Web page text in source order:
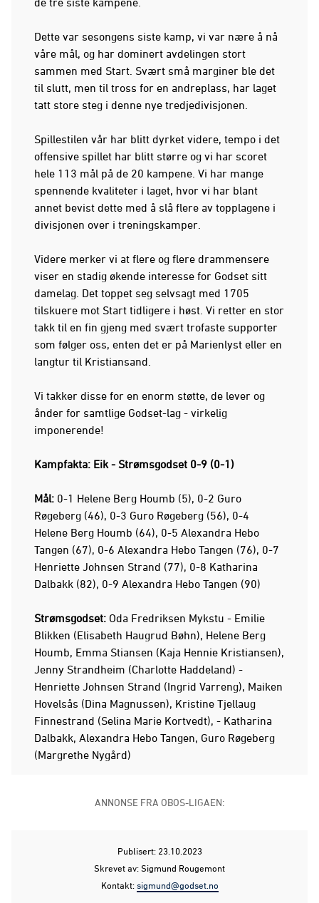
Dette var sesongens siste kamp, vi var nære å nå
våre mål, og har dominert avdelingen stort
sammen med Start. Svært små marginer ble det
til slutt, men til tross for en andreplass, har laget
tatt store steg i denne nye tredjedivisjonen.
Spillestilen vår har blitt dyrket videre, tempo i det
offensive spillet har blitt større og vi har scoret
hele 113 mål på de 20 kampene. Vi har mange
spennende kvaliteter i laget, hvor vi har blant
annet bevist dette med å slå flere av topplagene i
divisjonen over i treningskamper.
Videre merker vi at flere og flere drammensere
viser en stadig økende interesse for Godset sitt
damelag. Det toppet seg selvsagt med 1705
tilskuere mot Start tidligere i høst. Vi retter en stor
takk til en fin gjeng med svært trofaste supporter
som følger oss, enten det er på Marienlyst eller en
langtur til Kristiansand.
Vi takker disse for en enorm støtte, de lever og
ånder for samtlige Godset-lag - virkelig
imponerende!
Kampfakta: Eik - Strømsgodset 0-9 (0-1)
Mål: 0-1 Helene Berg Houmb (5), 0-2 Guro
Røgeberg (46), 0-3 Guro Røgeberg (56), 0-4
Helene Berg Houmb (64), 0-5 Alexandra Hebo
Tangen (67), 0-6 Alexandra Hebo Tangen (76), 0-7
Henriette Johnsen Strand (77), 0-8 Katharina
Dalbakk (82), 0-9 Alexandra Hebo Tangen (90)
Strømsgodset: Oda Fredriksen Mykstu - Emilie
Blikken (Elisabeth Haugrud Bøhn), Helene Berg
Houmb, Emma Stiansen (Kaja Hennie Kristiansen),
Jenny Strandheim (Charlotte Haddeland) -
Henriette Johnsen Strand (Ingrid Varreng), Maiken
Hovelsås (Dina Magnussen), Kristine Tjellaug
Finnestrand (Selina Marie Kortvedt), - Katharina
Dalbakk, Alexandra Hebo Tangen, Guro Røgeberg
(Margrethe Nygård)
ANNONSE FRA OBOS-LIGAEN:
Publisert: 23.10.2023
Skrevet av: Sigmund Rougemont
Kontakt:sigmund@godset.no